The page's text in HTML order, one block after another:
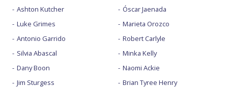
Ashton Kutcher
Luke Grimes
Antonio Garrido
Silvia Abascal
Dany Boon
Jim Sturgess
Óscar Jaenada
Marieta Orozco
Robert Carlyle
Minka Kelly
Naomi Ackie
Brian Tyree Henry